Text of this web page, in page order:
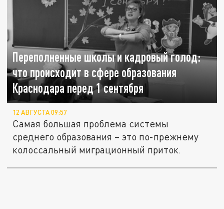
Переполненные школы и кадровый голод:
что происходит в сфере образования
Краснодара перед 1 сентября
12 АВГУСТА 09:57
Самая большая проблема системы
среднего образования – это по-прежнему
колоссальный миграционный приток.